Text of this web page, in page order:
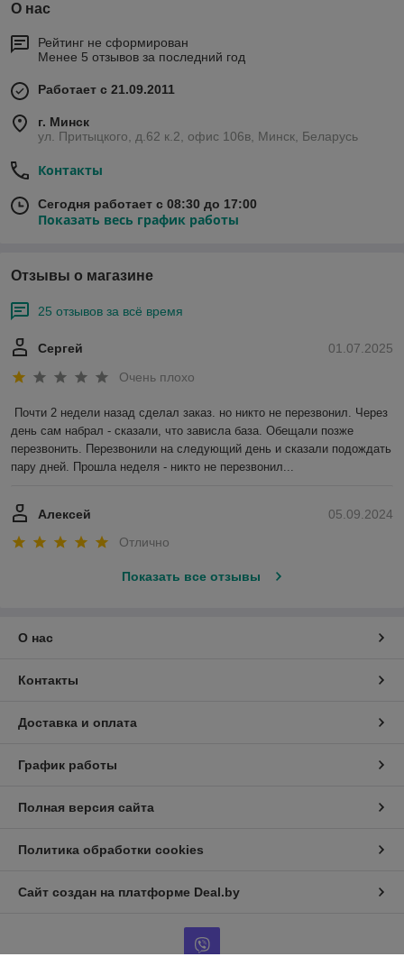
О нас
Рейтинг не сформирован
Менее 5 отзывов за последний год
Работает с 21.09.2011
г. Минск
ул. Притыцкого, д.62 к.2, офис 106в, Минск, Беларусь
Контакты
Сегодня работает с 08:30 до 17:00
Показать весь график работы
Отзывы о магазине
25 отзывов за всё время
01.07.2025
Сергей
Очень плохо
Почти 2 недели назад сделал заказ. но никто не перезвонил. Через
день сам набрал - сказали, что зависла база. Обещали позже
перезвонить. Перезвонили на следующий день и сказали подождать
пару дней. Прошла неделя - никто не перезвонил...
05.09.2024
Алексей
Отлично
Показать все отзывы
О нас
Контакты
Доставка и оплата
График работы
Полная версия сайта
Политика обработки cookies
Сайт создан на платформе Deal.by